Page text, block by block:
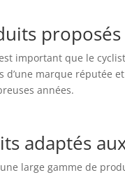
proposés
important que le
marque réputée
années.
adaptés
large gamme de